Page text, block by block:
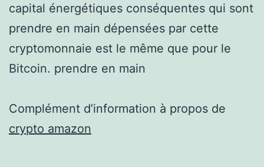
capital énergétiques conséquentes qui sont
prendre en main dépensées par cette
cryptomonnaie est le même que pour le
Bitcoin. prendre en main
Complément d’information à propos de
crypto amazon